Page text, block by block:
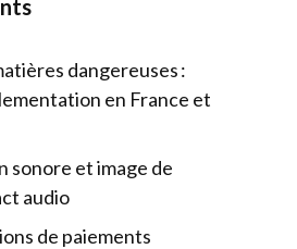
dangereuses :
en France et
sonore et image de
audio
de paiements